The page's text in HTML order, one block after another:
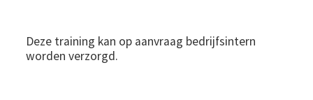
Deze training kan op aanvraag bedrijfsintern
worden verzorgd.